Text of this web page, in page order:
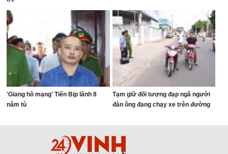
'Giang hồ mạng' Tiến Bịp lãnh 8
năm tù
Tạm giữ đối tượng đạp ngã người
đàn ông đang chạy xe trên đường